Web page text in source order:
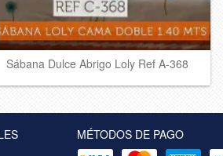
Sábana Dulce Abrigo Loly Ref A-368
MÉTODOS DE PAGO